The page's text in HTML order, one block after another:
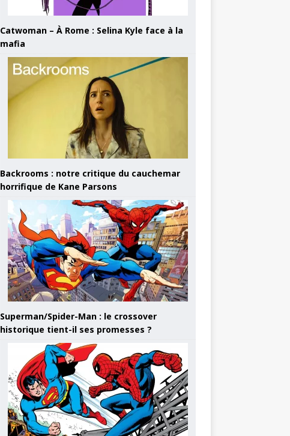
Catwoman – À Rome : Selina Kyle face à la
mafia
Backrooms : notre critique du cauchemar
horrifique de Kane Parsons
Superman/Spider-Man : le crossover
historique tient-il ses promesses ?